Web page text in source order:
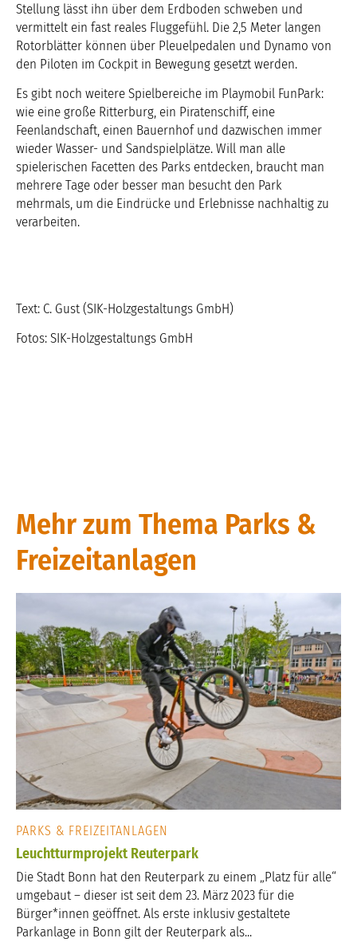
Stellung lässt ihn über dem Erdboden schweben und
vermittelt ein fast reales Fluggefühl. Die 2,5 Meter langen
Rotorblätter können über Pleuelpedalen und Dynamo von
den Piloten im Cockpit in Bewegung gesetzt werden.
Es gibt noch weitere Spielbereiche im Playmobil FunPark:
wie eine große Ritterburg, ein Piratenschiff, eine
Feenlandschaft, einen Bauernhof und dazwischen immer
wieder Wasser- und Sandspielplätze. Will man alle
spielerischen Facetten des Parks entdecken, braucht man
mehrere Tage oder besser man besucht den Park
mehrmals, um die Eindrücke und Erlebnisse nachhaltig zu
verarbeiten.
Text: C. Gust (SIK-Holzgestaltungs GmbH)
Fotos: SIK-Holzgestaltungs GmbH
Mehr zum Thema Parks &
Freizeitanlagen
PARKS & FREIZEITANLAGEN
Leuchtturmprojekt Reuterpark
Die Stadt Bonn hat den Reuterpark zu einem „Platz für alle“
umgebaut – dieser ist seit dem 23. März 2023 für die
Bürger*innen geöffnet. Als erste inklusiv gestaltete
Parkanlage in Bonn gilt der Reuterpark als...